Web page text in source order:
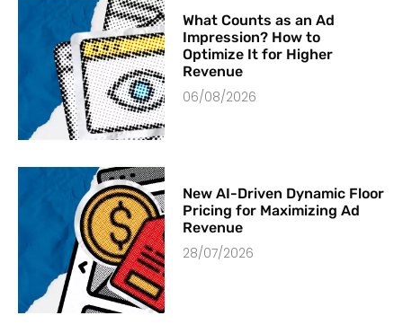
What Counts as an Ad
Impression? How to
Optimize It for Higher
Revenue
06/08/2026
New AI-Driven Dynamic Floor
Pricing for Maximizing Ad
Revenue
28/07/2026